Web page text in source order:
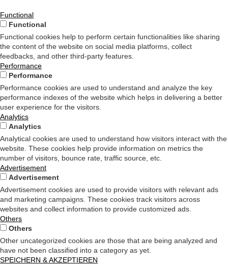
Functional
Functional
Functional cookies help to perform certain functionalities like sharing
the content of the website on social media platforms, collect
feedbacks, and other third-party features.
Performance
Performance
Performance cookies are used to understand and analyze the key
performance indexes of the website which helps in delivering a better
user experience for the visitors.
Analytics
Analytics
Analytical cookies are used to understand how visitors interact with the
website. These cookies help provide information on metrics the
number of visitors, bounce rate, traffic source, etc.
Advertisement
Advertisement
Advertisement cookies are used to provide visitors with relevant ads
and marketing campaigns. These cookies track visitors across
websites and collect information to provide customized ads.
Others
Others
Other uncategorized cookies are those that are being analyzed and
have not been classified into a category as yet.
SPEICHERN & AKZEPTIEREN